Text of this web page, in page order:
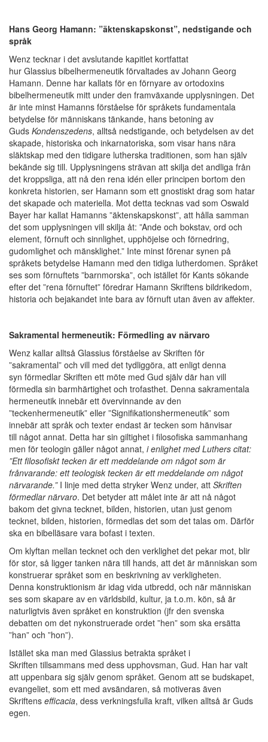
Hans Georg Hamann: ”äktenskapskonst”, nedstigande och
språk
Wenz tecknar i det avslutande kapitlet kortfattat
hur Glassius bibelhermeneutik förvaltades av Johann Georg
Hamann. Denne har kallats för en förnyare av ortodoxins
bibelhermeneutik mitt under den framväxande upplysningen. Det
är inte minst Hamanns förståelse för språkets fundamentala
betydelse för människans tänkande, hans betoning av
Guds Kondenszedens, alltså nedstigande, och betydelsen av det
skapade, historiska och inkarnatoriska, som visar hans nära
släktskap med den tidigare lutherska traditionen, som han själv
bekände sig till. Upplysningens strävan att skilja det andliga från
det kroppsliga, att nå den rena idén eller principen bortom den
konkreta historien, ser Hamann som ett gnostiskt drag som hatar
det skapade och materiella. Mot detta tecknas vad som Oswald
Bayer har kallat Hamanns ”äktenskapskonst”, att hålla samman
det som upplysningen vill skilja åt: ”Ande och bokstav, ord och
element, förnuft och sinnlighet, upphöjelse och förnedring,
gudomlighet och mänsklighet.” Inte minst förenar synen på
språkets betydelse Hamann med den tidiga lutherdomen. Språket
ses som förnuftets ”barnmorska”, och istället för Kants sökande
efter det ”rena förnuftet” föredrar Hamann Skriftens bildrikedom,
historia och bejakandet inte bara av förnuft utan även av affekter.
Sakramental hermeneutik: Förmedling av närvaro
Wenz kallar alltså Glassius förståelse av Skriften för
”sakramental” och vill med det tydliggöra, att enligt denna
syn förmedlar Skriften ett möte med Gud själv där han vill
förmedla sin barmhärtighet och trofasthet. Denna sakramentala
hermeneutik innebär ett övervinnande av den
”teckenhermeneutik” eller ”Signifikationshermeneutik” som
innebär att språk och texter endast är tecken som hänvisar
till något annat. Detta har sin giltighet i filosofiska sammanhang
men för teologin gäller något annat, i enlighet med Luthers citat:
”Ett filosofiskt tecken är ett meddelande om något som är
frånvarande: ett teologisk tecken är ett meddelande om något
närvarande.”I linje med detta stryker Wenz under, att Skriften
förmedlar närvaro. Det betyder att målet inte är att nå något
bakom det givna tecknet, bilden, historien, utan just genom
tecknet, bilden, historien, förmedlas det som det talas om. Därför
ska en bibelläsare vara bofast i texten.
Om klyftan mellan tecknet och den verklighet det pekar mot, blir
för stor, så ligger tanken nära till hands, att det är människan som
konstruerar språket som en beskrivning av verkligheten.
Denna konstruktionism är idag vida utbredd, och när människan
ses som skapare av en världsbild, kultur, ja t.o.m. kön, så är
naturligtvis även språket en konstruktion (jfr den svenska
debatten om det nykonstruerade ordet ”hen” som ska ersätta
”han” och ”hon”).
Istället ska man med Glassius betrakta språket i
Skriften tillsammans med dess upphovsman, Gud. Han har valt
att uppenbara sig själv genom språket. Genom att se budskapet,
evangeliet, som ett med avsändaren, så motiveras även
Skriftens efficacia, dess verkningsfulla kraft, vilken alltså är Guds
egen.